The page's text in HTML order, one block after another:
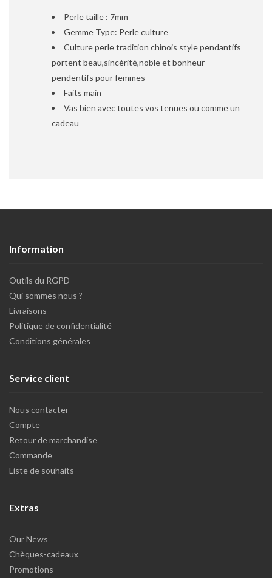
Perle taille : 7mm
Gemme Type: Perle culture
Culture perle tradition chinois style pendantifs
portent beau,sincèrité,noble et bonheur
pendentifs pour femmes
Faits main
Vas bien avec toutes vos tenues ou comme un
cadeau
Information
Outils du RGPD
Qui sommes nous ?
Livraisons
Politique de confidentialité
Conditions générales
Service client
Nous contacter
Compte
Retour de marchandise
Commande
Liste de souhaits
Extras
Our News
Chèques-cadeaux
Promotions